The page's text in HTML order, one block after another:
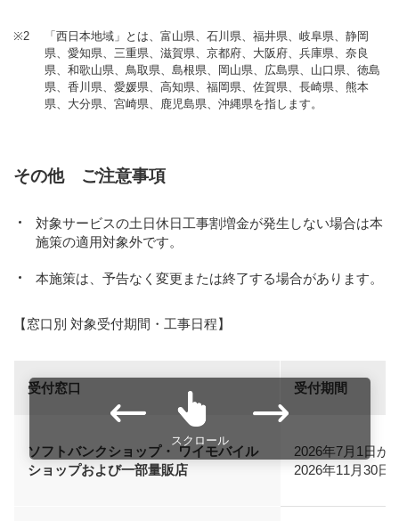
※2
「西日本地域」とは、富山県、石川県、福井県、岐阜県、静岡
県、愛知県、三重県、滋賀県、京都府、大阪府、兵庫県、奈良
県、和歌山県、鳥取県、島根県、岡山県、広島県、山口県、徳島
県、香川県、愛媛県、高知県、福岡県、佐賀県、長崎県、熊本
県、大分県、宮崎県、鹿児島県、沖縄県を指します。
その他 ご注意事項
対象サービスの土日休日工事割増金が発生しない場合は本
施策の適用対象外です。
本施策は、予告なく変更または終了する場合があります。
【窓口別 対象受付期間・工事日程】
スクロール
受付窓口 受付期間
ソフトバンクショップ・ ワイモバイル
ショップおよび一部量販店
2026年7月1日か
2026年11月30日